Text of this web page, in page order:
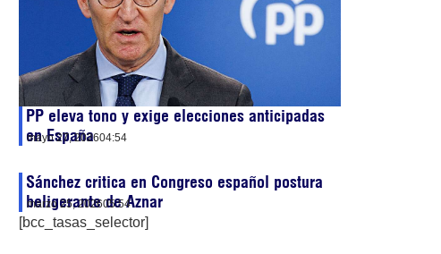
PP eleva tono y exige elecciones anticipadas
en España
mayo 27, 202604:54
Sánchez critica en Congreso español postura
beligerante de Aznar
marzo 25, 202605:54
[bcc_tasas_selector]